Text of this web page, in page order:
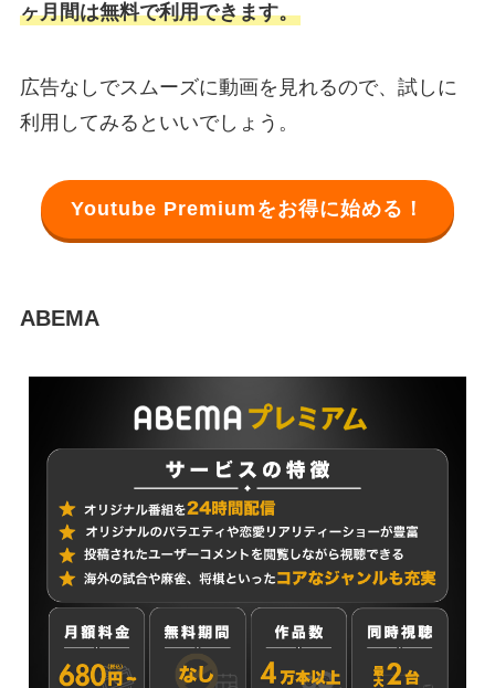
ヶ月間は無料で利用できます。
広告なしでスムーズに動画を見れるので、試しに
利用してみるといいでしょう。
Youtube Premiumをお得に始める！
ABEMA